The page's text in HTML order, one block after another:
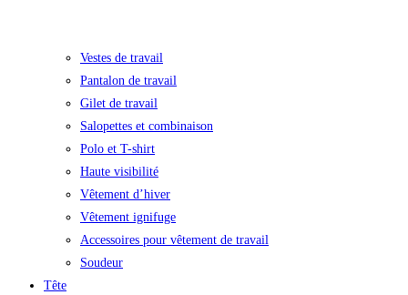
Vestes de travail
Pantalon de travail
Gilet de travail
Salopettes et combinaison
Polo et T-shirt
Haute visibilité
Vêtement d’hiver
Vêtement ignifuge
Accessoires pour vêtement de travail
Soudeur
Tête